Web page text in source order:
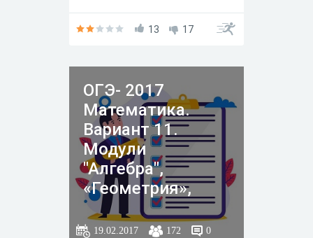
и есть задания на решения
13 17
ОГЭ- 2017
Математика.
Вариант 11.
Модули
"Алгебра",
«Геометрия»,
"Реальная
математика"
19.02.2017 172 0